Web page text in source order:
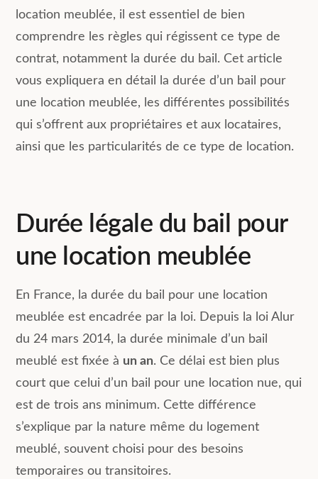
location meublée, il est essentiel de bien
comprendre les règles qui régissent ce type de
contrat, notamment la durée du bail. Cet article
vous expliquera en détail la durée d’un bail pour
une location meublée, les différentes possibilités
qui s’offrent aux propriétaires et aux locataires,
ainsi que les particularités de ce type de location.
Durée légale du bail pour
une location meublée
En France, la durée du bail pour une location
meublée est encadrée par la loi. Depuis la loi Alur
du 24 mars 2014, la durée minimale d’un bail
meublé est fixée à un an. Ce délai est bien plus
court que celui d’un bail pour une location nue, qui
est de trois ans minimum. Cette différence
s’explique par la nature même du logement
meublé, souvent choisi pour des besoins
temporaires ou transitoires.